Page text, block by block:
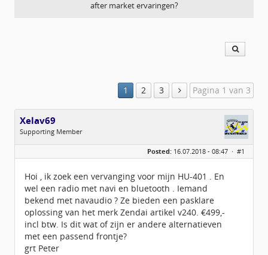
after market ervaringen?
1 2 3 Pagina 1 van 3
Xelav69
Supporting Member
Geslacht:
Leeftijd:
57
Geregistreerd:07 / 2018
Posted: 16.07.2018 - 08:47 · #1
Hoi , ik zoek een vervanging voor mijn HU-401 . En
wel een radio met navi en bluetooth . Iemand
bekend met navaudio ? Ze bieden een pasklare
oplossing van het merk Zendai artikel v240. €499,-
incl btw. Is dit wat of zijn er andere alternatieven
met een passend frontje?
grt Peter